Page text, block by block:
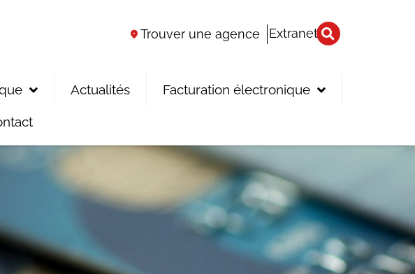
Trouver une agence Extranet
Actualités Facturation électronique